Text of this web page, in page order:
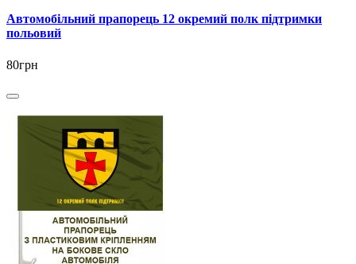
Автомобільний прапорець 12 окремий полк підтримки
польовий
80грн